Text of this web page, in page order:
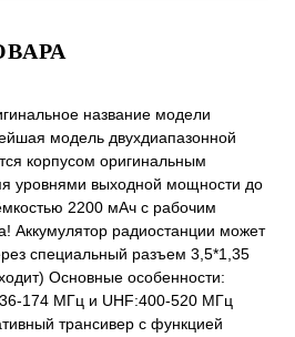
название модели
модель двухдиапазонной
корпусом оригинальным
уровнями выходной мощности до
2200 мАч с рабочим
Аккумулятор радиостанции может
специальный разъем 3,5*1,35
Основные особенности:
174 МГц и UHF:400-520 МГц
трансивер с функцией